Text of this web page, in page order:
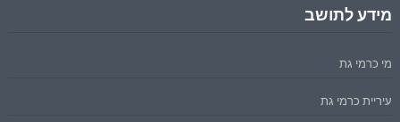
מידע לתושב
מי כרמי גת
עיריית כרמי גת